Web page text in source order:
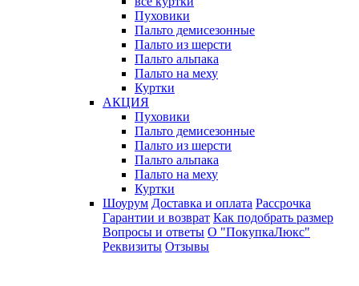
Пуховики
Пальто демисезонные
Пальто из шерсти
Пальто альпака
Пальто на меху
Куртки
АКЦИЯ
Пуховики
Пальто демисезонные
Пальто из шерсти
Пальто альпака
Пальто на меху
Куртки
Шоурум Доставка и оплата Рассрочка
Гарантии и возврат Как подобрать размер
Вопросы и ответы О "ПокупкаЛюкс"
Реквизиты Отзывы